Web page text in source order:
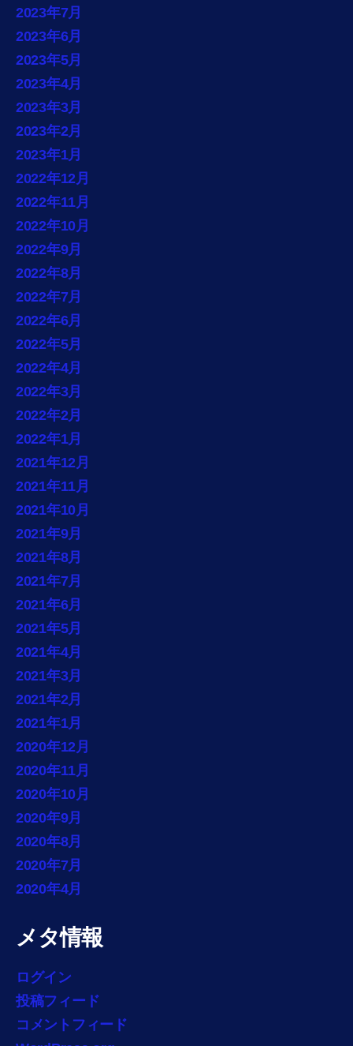
2023年7月
2023年6月
2023年5月
2023年4月
2023年3月
2023年2月
2023年1月
2022年12月
2022年11月
2022年10月
2022年9月
2022年8月
2022年7月
2022年6月
2022年5月
2022年4月
2022年3月
2022年2月
2022年1月
2021年12月
2021年11月
2021年10月
2021年9月
2021年8月
2021年7月
2021年6月
2021年5月
2021年4月
2021年3月
2021年2月
2021年1月
2020年12月
2020年11月
2020年10月
2020年9月
2020年8月
2020年7月
2020年4月
メタ情報
ログイン
投稿フィード
コメントフィード